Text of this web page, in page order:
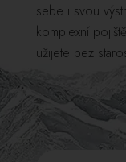
sebe i svou
komplexní
užijete bez